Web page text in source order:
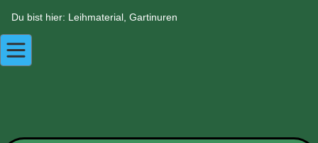
Du bist hier: Leihmaterial, Gartinuren